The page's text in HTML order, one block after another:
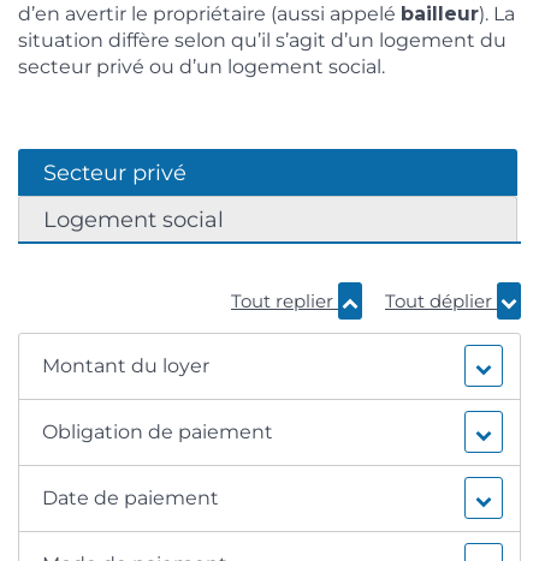
d’en avertir le propriétaire (aussi appelé bailleur). La
situation diffère selon qu’il s’agit d’un logement du
secteur privé ou d’un logement social.
Secteur privé
Logement social
Tout replier Tout déplier
Montant du loyer
Obligation de paiement
Date de paiement